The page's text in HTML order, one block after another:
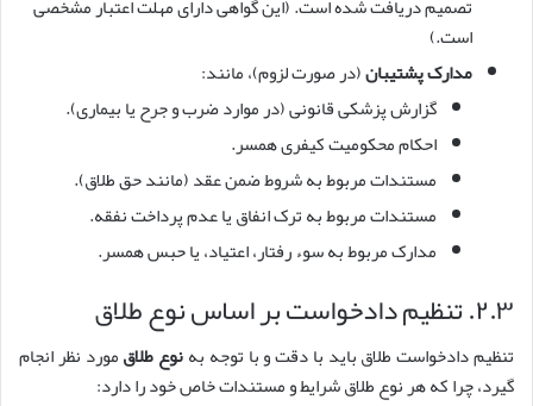
است.)
مدارک پشتیبان(در صورت لزوم)، مانند:
گزارش پزشکی قانونی (در موارد ضرب و جرح یا بیماری).
احکام محکومیت کیفری همسر.
مستندات مربوط به شروط ضمن عقد (مانند حق طلاق).
مستندات مربوط به ترک انفاق یا عدم پرداخت نفقه.
مدارک مربوط به سوء رفتار، اعتیاد، یا حبس همسر.
۲.۳. تنظیم دادخواست بر اساس نوع طلاق
تنظیم دادخواست طلاق باید با دقت و با توجه بهنوع طلاقمورد نظر انجام
گیرد، چرا که هر نوع طلاق شرایط و مستندات خاص خود را دارد: